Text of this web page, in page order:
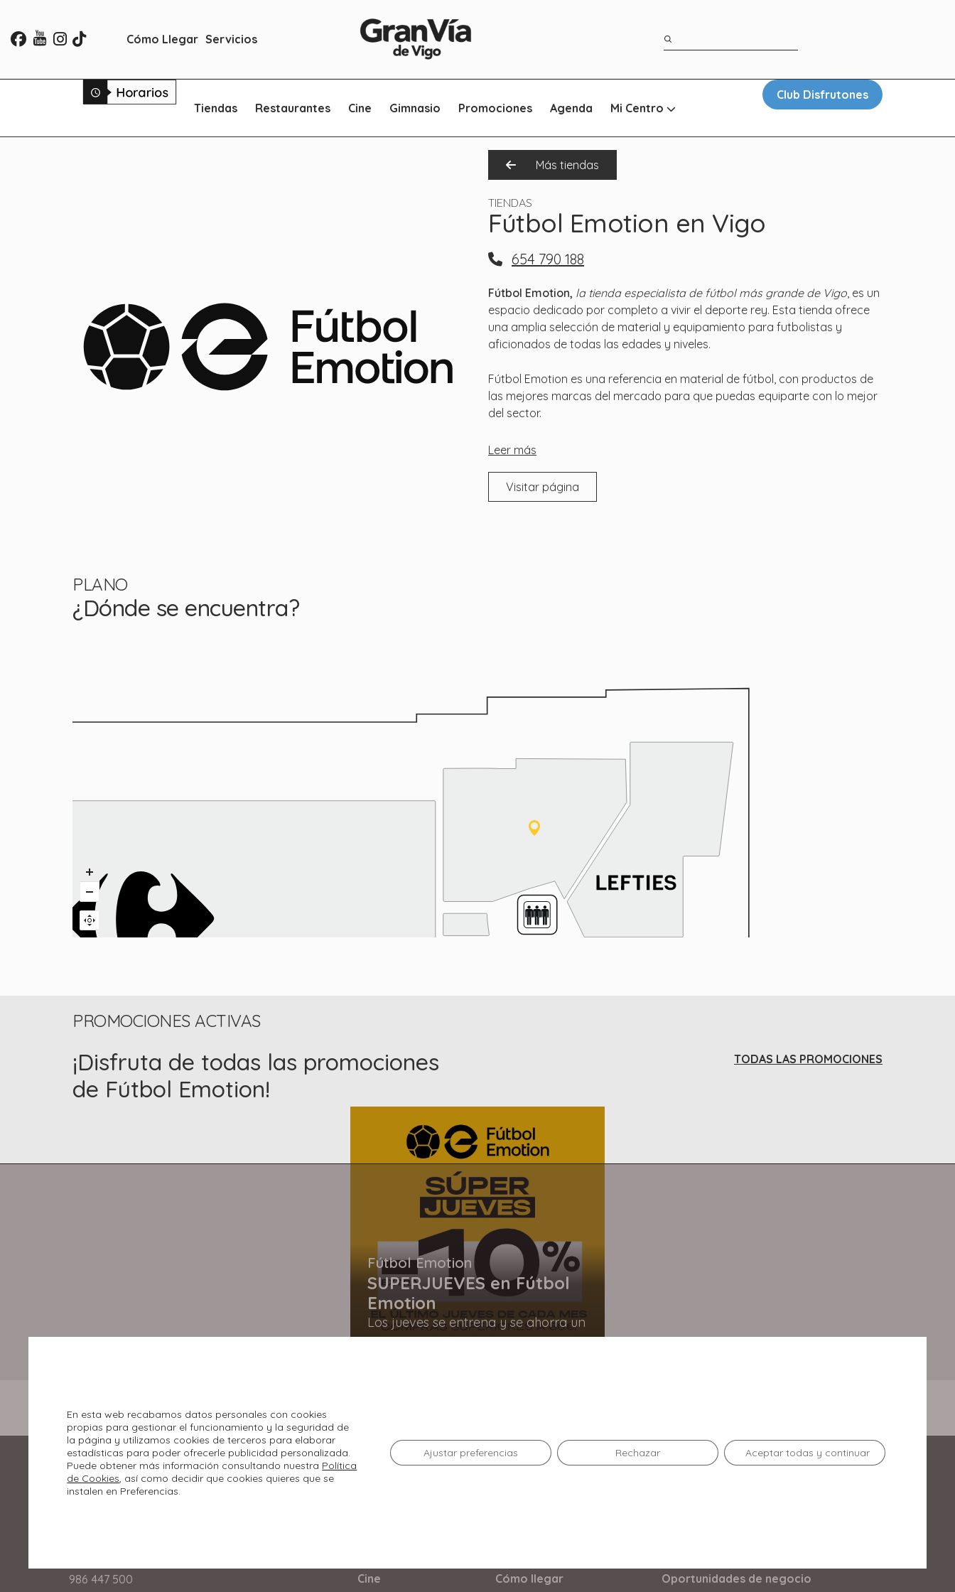
Cómo Llegar Servicios
Tiendas Restaurantes Cine Gimnasio Promociones Agenda Mi Centro
Club Disfrutones
Más tiendas
TIENDAS
Fútbol Emotion en Vigo
654 790 188
Fútbol Emotion, la tienda especialista de fútbol más grande de Vigo, es un
espacio dedicado por completo a vivir el deporte rey. Esta tienda ofrece
una amplia selección de material y equipamiento para futbolistas y
aficionados de todas las edades y niveles.
Fútbol Emotion es una referencia en material de fútbol, con productos de
las mejores marcas del mercado para que puedas equiparte con lo mejor
del sector.
Leer más
Visitar página
PLANO
¿Dónde se encuentra?
PROMOCIONES ACTIVAS
¡Disfruta de todas las promociones
de Fútbol Emotion!
TODAS LAS PROMOCIONES
Fútbol Emotion
SUPERJUEVES en Fútbol
Emotion
Los jueves se entrena y se ahorra un
10%.
986 447 500
Cine
Cómo llegar
Oportunidades de negocio
En esta web recabamos datos personales con cookies
propias para gestionar el funcionamiento y la seguridad de
la página y utilizamos cookies de terceros para elaborar
estadísticas para poder ofrecerle publicidad personalizada.
Puede obtener más información consultando nuestra Política
de Cookies, así como decidir que cookies quieres que se
instalen en Preferencias.
Aceptar todas y continuar
Rechazar
Ajustar preferencias